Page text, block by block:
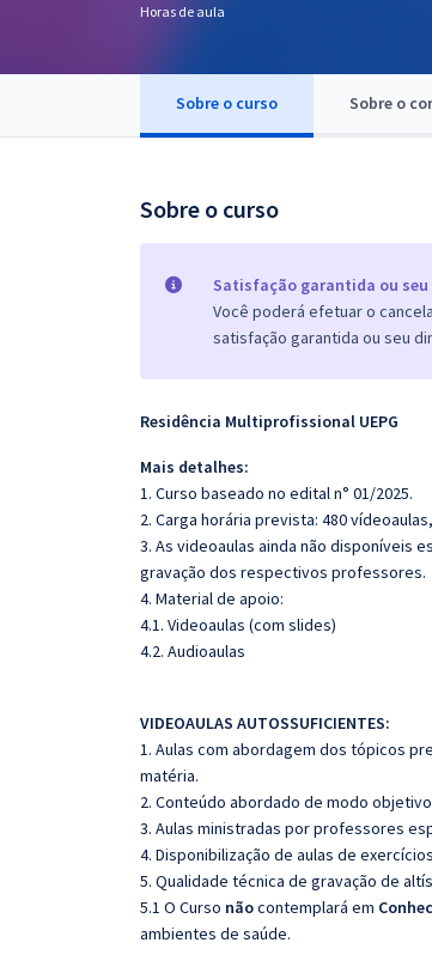
OAB
Questões grátis
Conteúdo gratuito
Horas de aula
Sobre o curso Sobre o
Sobre o curso
Satisfação garantida ou
Você poderá efetuar o
satisfação garantida ou seu
Residência Multiprofissional UEPG
Mais detalhes:
1. Curso baseado no edital n° 01/2025.
2. Carga horária prevista: 480
3. As videoaulas ainda não disponíveis
gravação dos respectivos professores.
4. Material de apoio:
4.1. Videoaulas (com slides)
4.2. Audioaulas
VIDEOAULAS AUTOSSUFICIENTES:
1. Aulas com abordagem dos tópicos
matéria.
2. Conteúdo abordado de modo
3. Aulas ministradas por professores
4. Disponibilização de aulas de
5. Qualidade técnica de gravação de
5.1 O Curso nãocontemplará em
ambientes de saúde.